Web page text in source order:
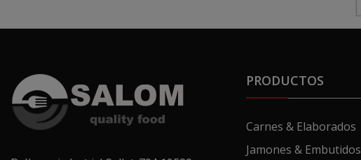
PRODUCTOS
Carnes & Elaborados
Jamones & Embutidos